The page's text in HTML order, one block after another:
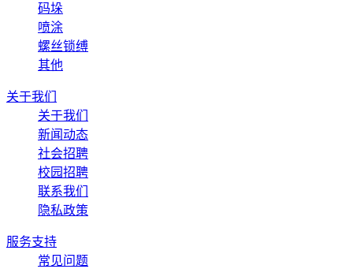
码垛
喷涂
螺丝锁缚
其他
关于我们
关于我们
新闻动态
社会招聘
校园招聘
联系我们
隐私政策
服务支持
常见问题